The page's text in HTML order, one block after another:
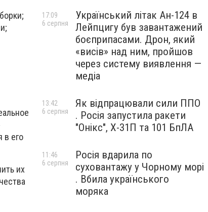
в его
их
Український літак Ан-124 в
Лейпцигу був завантажений
боєприпасами. Дрон, який
«висів» над ним, пройшов
через систему виявлення —
медіа
17:09
6 серпня
Як відпрацювали сили ППО
. Росія запустила ракети
"Онікс", Х-31П та 101 БпЛА
13:42
6 серпня
Росія вдарила по
суховантажу у Чорному морі
. Вбила українського
моряка
11:46
6 серпня